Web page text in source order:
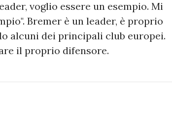
voglio essere un esempio. Mi
Bremer è un leader, è proprio
alcuni dei principali club europei.
il proprio difensore.